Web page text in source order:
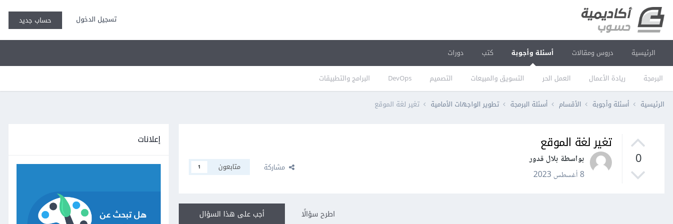
تسجيل الدخول حساب جديد
الرئيسية دروس ومقالات أسئلة وأجوبة
البرمجة ريادة الأعمال العمل الحر التسويق والمبيعات التصميم DevOps البرامج والتطبيقات
كتب دورات
الرئيسية أسئلة وأجوبة الأقسام أسئلة البرمجة تطوير الواجهات الأمامية تغير لغة الموقع
0
تغير لغة الموقع
بواسطة بلال قدور
8 أغسطس 2023
مشاركة متابعون 1
أجب على هذا السؤال اطرح سؤالًا
إعلانات